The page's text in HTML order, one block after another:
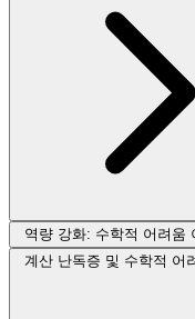
역량 강화: 수학적 어려움
계산 난독증 및 수학적 어